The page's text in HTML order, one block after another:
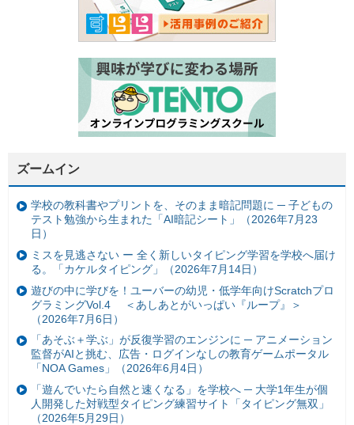
ズームイン
学校の教科書やプリントを、そのまま暗記問題に ─ 子どもの
テスト勉強から生まれた「AI暗記シート」（2026年7月23
日）
ミスを見逃さない ー 全く新しいタイピング学習を学校へ届け
る。「カケルタイピング」（2026年7月14日）
遊びの中に学びを！ユーバーの幼児・低学年向けScratchプロ
グラミングVol.4 ＜あしあとがいっぱい『ループ』＞
（2026年7月6日）
「あそぶ＋学ぶ」が反復学習のエンジンに ─ アニメーション
監督がAIと挑む、広告・ログインなしの教育ゲームポータル
「NOA Games」（2026年6月4日）
「遊んでいたら自然と速くなる」を学校へ ─ 大学1年生が個
人開発した対戦型タイピング練習サイト「タイピング無双」
（2026年5月29日）